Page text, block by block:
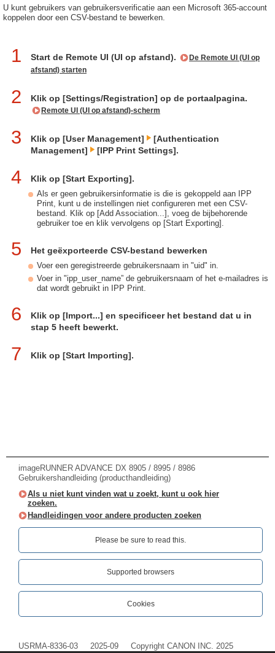
U kunt gebruikers van gebruikersverificatie aan een Microsoft 365-account
koppelen door een CSV-bestand te bewerken.
1 Start de Remote UI (UI op afstand).
De Remote UI (UI op
afstand) starten
2 Klik op [Settings/Registration] op de portaalpagina.
Remote UI (UI op afstand)-scherm
3 Klik op [User Management]
[Authentication
Management]
[IPP Print Settings].
4 Klik op [Start Exporting].
Als er geen gebruikersinformatie is die is gekoppeld aan IPP
Print, kunt u de instellingen niet configureren met een CSV-
bestand. Klik op [Add Association...], voeg de bijbehorende
gebruiker toe en klik vervolgens op [Start Exporting].
5 Het geëxporteerde CSV-bestand bewerken
Voer een geregistreerde gebruikersnaam in "uid" in.
Voer in "ipp_user_name” de gebruikersnaam of het e-mailadres is
dat wordt gebruikt in IPP Print.
6
Klik op [Import...] en specificeer het bestand dat u in
stap 5 heeft bewerkt.
7 Klik op [Start Importing].
imageRUNNER ADVANCE DX 8905 / 8995 / 8986
Gebruikershandleiding (producthandleiding)
Als u niet kunt vinden wat u zoekt, kunt u ook hier
zoeken.
Handleidingen voor andere producten zoeken
Please be sure to read this.‎
Supported browsers
Cookies
USRMA-8336-03 2025-09 Copyright CANON INC. 2025